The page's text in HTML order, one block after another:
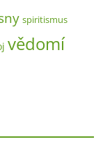
spiritismus
vědomí